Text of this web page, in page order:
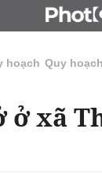
ĐẤU GIÁ -
hoạch Quy
xã